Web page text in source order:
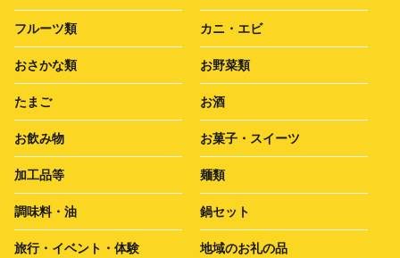
フルーツ類 カニ・エビ
おさかな類 お野菜類
たまご お酒
お飲み物 お菓子・スイーツ
加工品等 麺類
調味料・油 鍋セット
旅行・イベント・体験 地域のお礼の品